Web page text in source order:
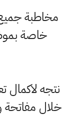
مخاطبة
خاصة
نتجه لاكمال
خلال مفاتحة